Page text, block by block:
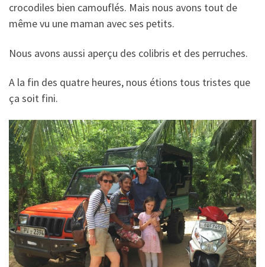
crocodiles bien camouflés. Mais nous avons tout de
même vu une maman avec ses petits.
Nous avons aussi aperçu des colibris et des perruches.
A la fin des quatre heures, nous étions tous tristes que
ça soit fini.